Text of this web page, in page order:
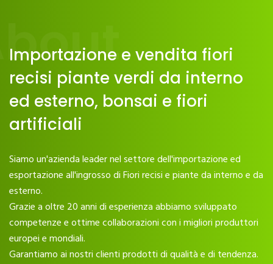
Importazione e vendita fiori
recisi piante verdi da interno
ed esterno, bonsai e fiori
artificiali
Siamo un'azienda leader nel settore dell'importazione ed
esportazione all'ingrosso di Fiori recisi e piante da interno e da
esterno.
Grazie a oltre 20 anni di esperienza abbiamo sviluppato
competenze e ottime collaborazioni con i migliori produttori
europei e mondiali.
Garantiamo ai nostri clienti prodotti di qualità e di tendenza.